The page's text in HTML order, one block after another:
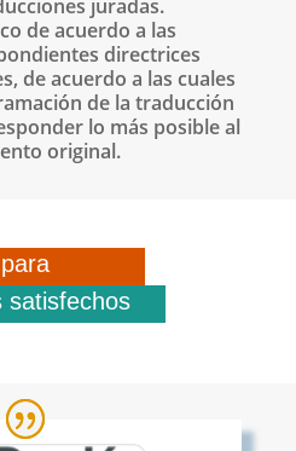
juradas.
de acuerdo a las
directrices
de acuerdo a las cuales
de la traducción
lo más posible al
original.
satisfechos